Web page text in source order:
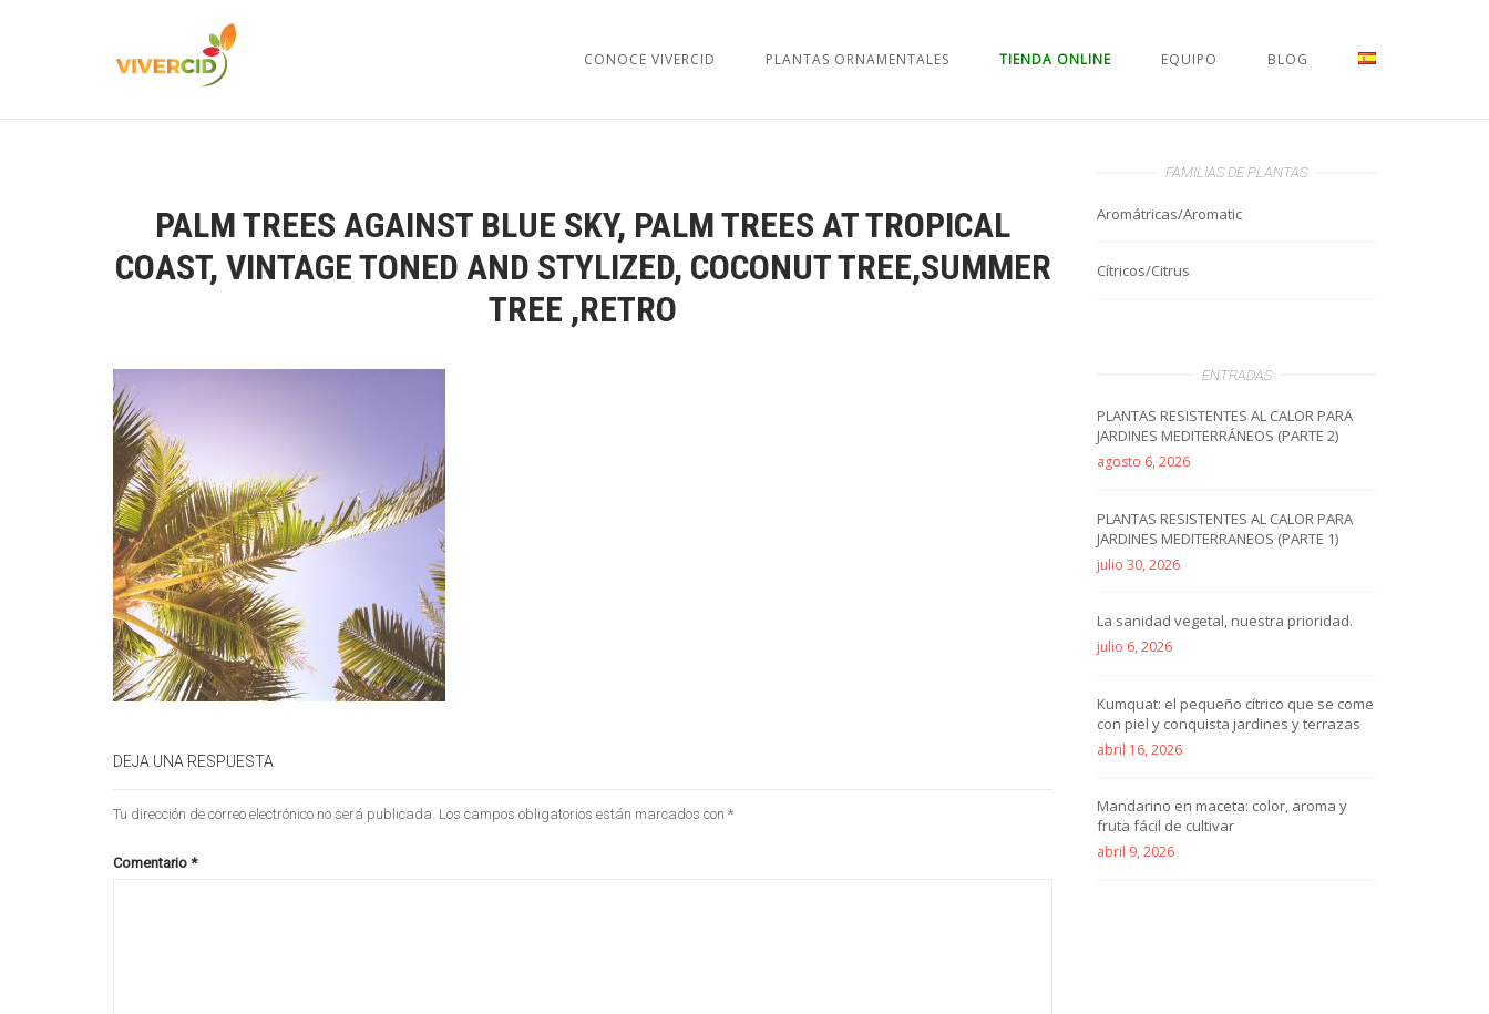
CONOCE VIVERCID PLANTAS ORNAMENTALES TIENDA ONLINE EQUIPO BLOG
PALM TREES AGAINST BLUE SKY, PALM TREES AT TROPICAL
COAST, VINTAGE TONED AND STYLIZED, COCONUT TREE,SUMMER
TREE ,RETRO
DEJA UNA RESPUESTA
Tu dirección de correo electrónico no será publicada. Los campos obligatorios están marcados con *
Comentario *
FAMILIAS DE PLANTAS
Aromátricas/Aromatic
Cítricos/Citrus
ENTRADAS
PLANTAS RESISTENTES AL CALOR PARA
JARDINES MEDITERRÁNEOS (PARTE 2)
agosto 6, 2026
PLANTAS RESISTENTES AL CALOR PARA
JARDINES MEDITERRANEOS (PARTE 1)
julio 30, 2026
La sanidad vegetal, nuestra prioridad.
julio 6, 2026
Kumquat: el pequeño cítrico que se come
con piel y conquista jardines y terrazas
abril 16, 2026
Mandarino en maceta: color, aroma y
fruta fácil de cultivar
abril 9, 2026